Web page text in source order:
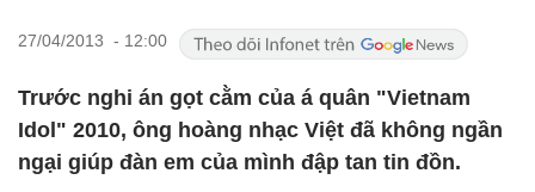
27/04/2013 - 12:00
Trước nghi án gọt cằm của á quân "Vietnam
Idol" 2010, ông hoàng nhạc Việt đã không ngần
ngại giúp đàn em của mình đập tan tin đồn.